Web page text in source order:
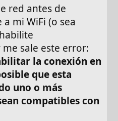
red antes de
mi WiFi (o sea
sale este error:
la conexión en
que esta
uno o más
compatibles con